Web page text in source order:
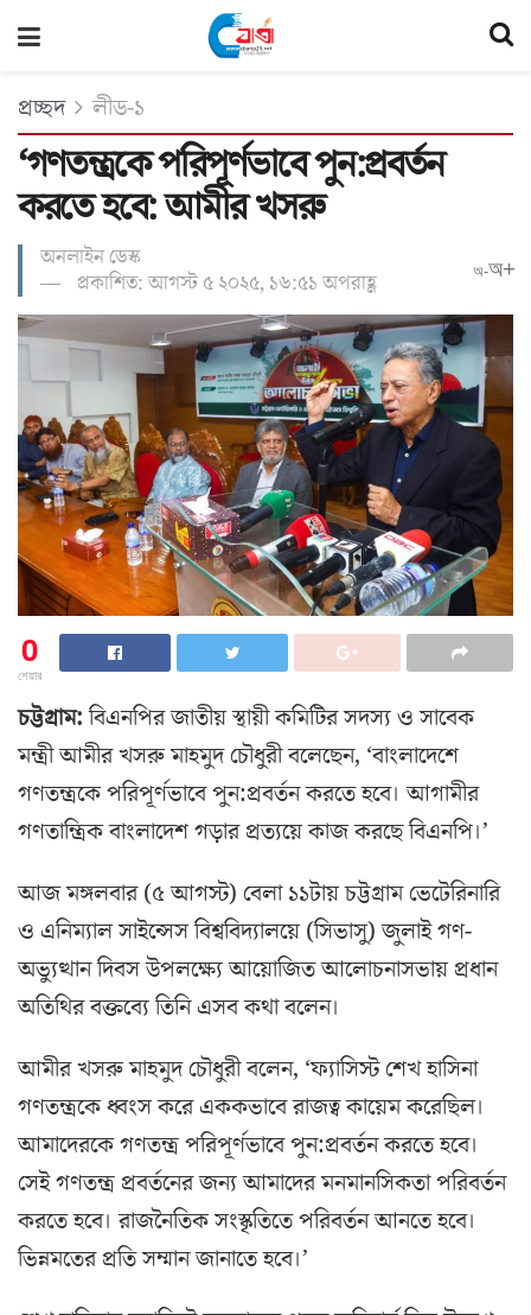
প্রচ্ছদ লীড-১
‘গণতন্ত্রকে পরিপূর্ণভাবে পুন:প্রবর্তন
করতে হবে: আমীর খসরু
অনলাইন ডেস্ক
প্রকাশিত: আগস্ট ৫ ২০২৫, ১৬:৫১ অপরাহ্ণ
অ-অ+
0
শেয়ার
চট্টগ্রাম:বিএনপির জাতীয় স্থায়ী কমিটির সদস্য ও সাবেক
মন্ত্রী আমীর খসরু মাহমুদ চৌধুরী বলেছেন, ‘বাংলাদেশে
গণতন্ত্রকে পরিপূর্ণভাবে পুন:প্রবর্তন করতে হবে। আগামীর
গণতান্ত্রিক বাংলাদেশ গড়ার প্রত্যয়ে কাজ করছে বিএনপি।’
আজ মঙ্গলবার (৫ আগস্ট) বেলা ১১টায় চট্টগ্রাম ভেটেরিনারি
ও এনিম্যাল সাইন্সেস বিশ্ববিদ্যালয়ে (সিভাসু) জুলাই গণ-
অভ্যুত্থান দিবস উপলক্ষ্যে আয়োজিত আলোচনাসভায় প্রধান
অতিথির বক্তব্যে তিনি এসব কথা বলেন।
আমীর খসরু মাহমুদ চৌধুরী বলেন, ‘ফ্যাসিস্ট শেখ হাসিনা
গণতন্ত্রকে ধ্বংস করে এককভাবে রাজত্ব কায়েম করেছিল।
আমাদেরকে গণতন্ত্র পরিপূর্ণভাবে পুন:প্রবর্তন করতে হবে।
সেই গণতন্ত্র প্রবর্তনের জন্য আমাদের মনমানসিকতা পরিবর্তন
করতে হবে। রাজনৈতিক সংস্কৃতিতে পরিবর্তন আনতে হবে।
ভিন্নমতের প্রতি সম্মান জানাতে হবে।’